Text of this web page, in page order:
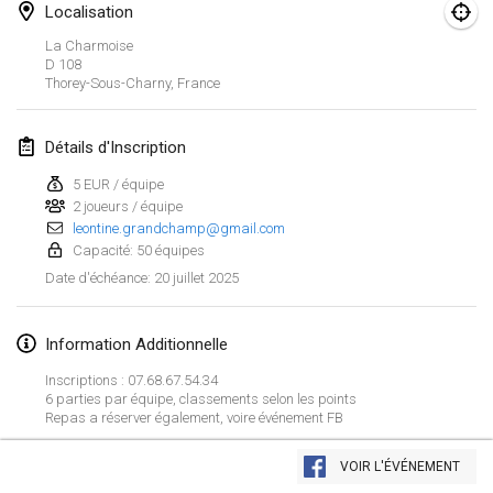
Afficher la liste
Localisation
La Charmoise
D 108
Thorey-Sous-Charny, France
Détails d'Inscription
5 EUR / équipe
2 joueurs / équipe
leontine.grandchamp@gmail.com
Capacité: 50 équipes
Date d'échéance: 20 juillet 2025
Information Additionnelle
Inscriptions : 07.68.67.54.34
6 parties par équipe, classements selon les points
Repas a réserver également, voire événement FB
VOIR L'ÉVÉNEMENT
février 2025
US Mölkky Winter
7 févr. 2025 États-Unis
Open des vendanges tardives
8 févr. 2025|France
Indoor de la CASAS
SM HalliMölkky - Finnish Championship
15 févr. 2025|Finlande
Warm-up EM Indoor
République tchèque